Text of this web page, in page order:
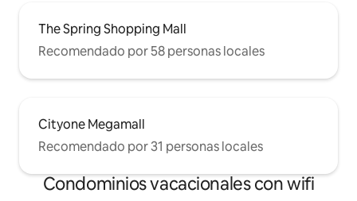
The Spring Shopping Mall
Recomendado por 58 personas locales
Cityone Megamall
Recomendado por 31 personas locales
Condominios vacacionales con wifi